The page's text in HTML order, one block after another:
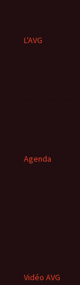
L'AVG
Agenda
Vidéo AVG